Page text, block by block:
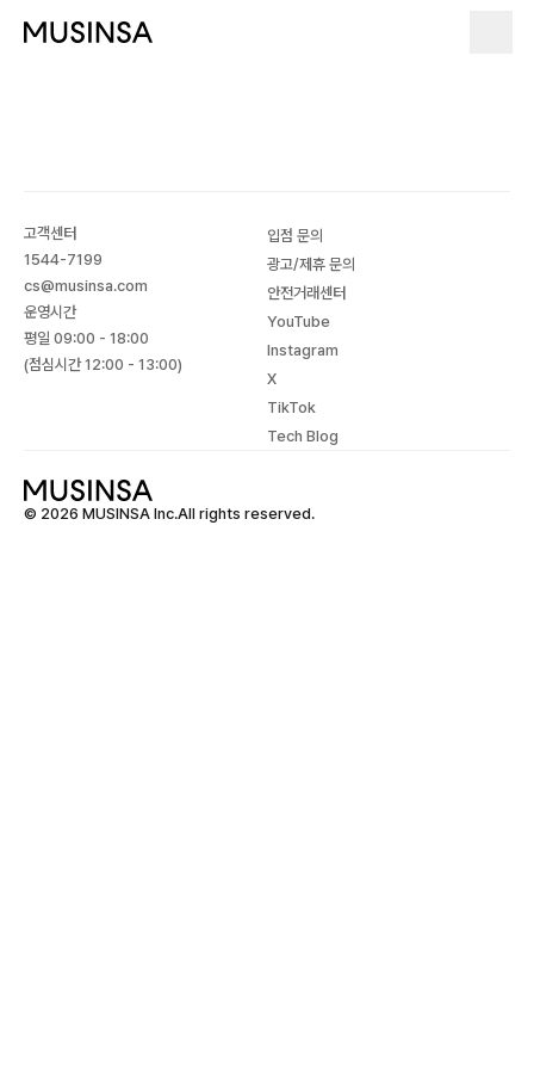
고객센터
1544-7199
cs@musinsa.com
운영시간
평일 09:00 - 18:00
(점심시간 12:00 - 13:00)
입점 문의
광고/제휴 문의
안전거래센터
YouTube
Instagram
X
TikTok
Tech Blog
© 2026 MUSINSA Inc.All rights reserved.